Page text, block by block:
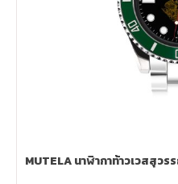
MUTELA นาฬิากาท้าวเวสสุว